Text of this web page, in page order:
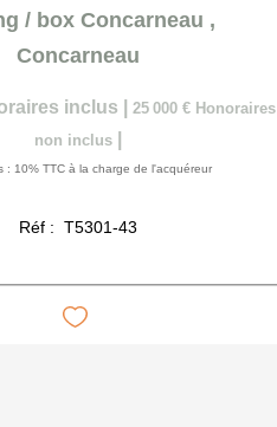
/ box Concarneau ,
Concarneau
inclus 25 000 € Honoraires
non inclus
: 10% TTC à la charge de l'acquéreur
Réf : T5301-43